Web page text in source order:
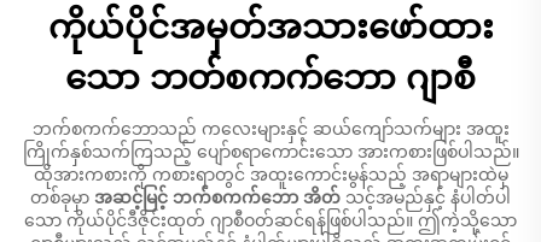
ကိုယ်ပိုင်အမှတ်အသားဖော်ထား
သော ဘတ်စကက်ဘော ဂျာစီ
ဘက်စကက်ဘောသည် ကလေးများနှင့် ဆယ်ကျော်သက်များ အထူး
ကြိုက်နှစ်သက်ကြသည့် ပျော်စရာကောင်းသော အားကစားဖြစ်ပါသည်။
ထိုအားကစားကို ကစားရာတွင် အထူးကောင်းမွန်သည့် အရာများထဲမှ
တစ်ခုမှာ အဆင့်မြင့် ဘက်စကက်ဘော အိတ် သင့်အမည်နှင့် နံပါတ်ပါ
သော ကိုယ်ပိုင်ဒီဇိုင်းထုတ် ဂျာစီဝတ်ဆင်ရန်ဖြစ်ပါသည်။ ဤကဲ့သို့သော